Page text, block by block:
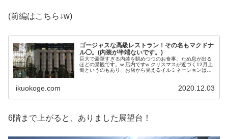
(前編はこちら↓w)
ゴージャスな高級レストラン！その名もマクドナ
ル◯。(内装が半端ないです。)
巨大で豪華すぎる内装を眺めつつのお食事、ため息が出る
ほどの景観です。w 店内ですw クリスマスが近づく12月上
旬というのもあり、お店から見えるイルミネーションはと
ikuokoge.com 2020.12.03
6階まで上がると、ありました展望台！